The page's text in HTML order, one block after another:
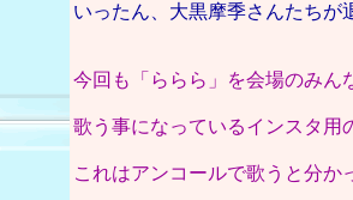
いったん、大黒摩季さんたちが
今回も「ららら」を会場のみん
歌う事になっているインスタ用
これはアンコールで歌うと分か